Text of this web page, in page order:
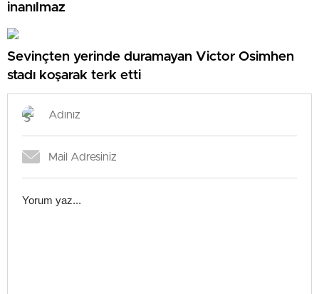
inanılmaz
Sevinçten yerinde duramayan Victor Osimhen
stadı koşarak terk etti